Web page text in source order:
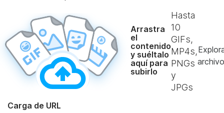
Arrastra
el
contenido
y suéltalo
aquí para
subirlo
Hasta
10
GIFs,
MP4s,
PNGs
y
JPGs
Carga de URL